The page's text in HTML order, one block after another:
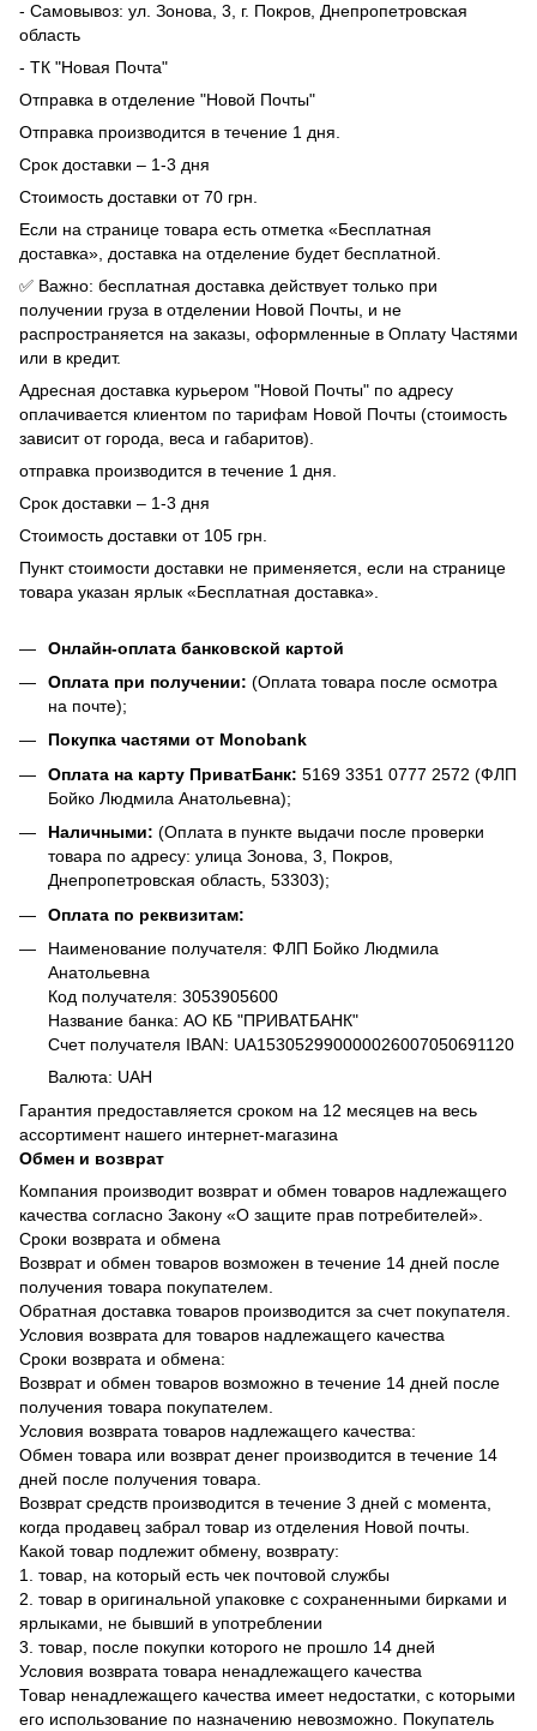
- Самовывоз: ул. Зонова, 3, г. Покров, Днепропетровская
область
- ТК "Новая Почта"
Отправка в отделение "Новой Почты"
Отправка производится в течение 1 дня.
Срок доставки – 1-3 дня
Стоимость доставки от 70 грн.
Если на странице товара есть отметка «Бесплатная
доставка», доставка на отделение будет бесплатной.
✅ Важно: бесплатная доставка действует только при
получении груза в отделении Новой Почты, и не
распространяется на заказы, оформленные в Оплату Частями
или в кредит.
Адресная доставка курьером "Новой Почты" по адресу
оплачивается клиентом по тарифам Новой Почты (стоимость
зависит от города, веса и габаритов).
отправка производится в течение 1 дня.
Срок доставки – 1-3 дня
Стоимость доставки от 105 грн.
Пункт стоимости доставки не применяется, если на странице
товара указан ярлык «Бесплатная доставка».
Онлайн-оплата банковской картой
Оплата при получении: (Оплата товара после осмотра
на почте);
Покупка частями от Monobank
Оплата на карту ПриватБанк: 5169 3351 0777 2572 (ФЛП
Бойко Людмила Анатольевна);
Наличными: (Оплата в пункте выдачи после проверки
товара по адресу: улица Зонова, 3, Покров,
Днепропетровская область, 53303);
Оплата по реквизитам:
Наименование получателя: ФЛП Бойко Людмила
Анатольевна
Код получателя: 3053905600
Название банка: АО КБ "ПРИВАТБАНК"
Счет получателя IBAN: UA153052990000026007050691120
Валюта: UAH
Гарантия предоставляется сроком на 12 месяцев на весь
ассортимент нашего интернет-магазина
Обмен и возврат
Компания производит возврат и обмен товаров надлежащего
качества согласно Закону «О защите прав потребителей».
Сроки возврата и обмена
Возврат и обмен товаров возможен в течение 14 дней после
получения товара покупателем.
Обратная доставка товаров производится за счет покупателя.
Условия возврата для товаров надлежащего качества
Сроки возврата и обмена:
Возврат и обмен товаров возможно в течение 14 дней после
получения товара покупателем.
Условия возврата товаров надлежащего качества:
Обмен товара или возврат денег производится в течение 14
дней после получения товара.
Возврат средств производится в течение 3 дней с момента,
когда продавец забрал товар из отделения Новой почты.
Какой товар подлежит обмену, возврату:
1. товар, на который есть чек почтовой службы
2. товар в оригинальной упаковке с сохраненными бирками и
ярлыками, не бывший в употреблении
3. товар, после покупки которого не прошло 14 дней
Условия возврата товара ненадлежащего качества
Товар ненадлежащего качества имеет недостатки, с которыми
его использование по назначению невозможно. Покупатель